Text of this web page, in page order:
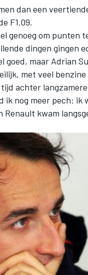
dan een
F1.09.
genoeg om punten
dingen gingen
goed, maar Adrian
met veel benzine
achter
nog meer pech: ik
kwam